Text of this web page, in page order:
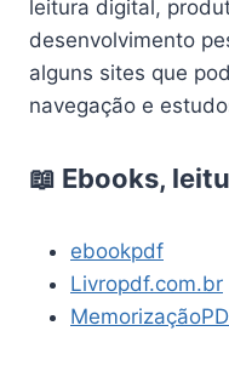
leitura digital,
desenvolvimento
alguns sites que
navegação e
📖 Ebooks,
ebookpdf
Livropdf.com.br